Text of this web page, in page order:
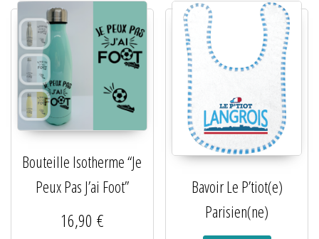
Bouteille Isotherme “Je
Peux Pas J’ai Foot”
16,90 €
Bavoir Le P’tiot(e)
Parisien(ne)